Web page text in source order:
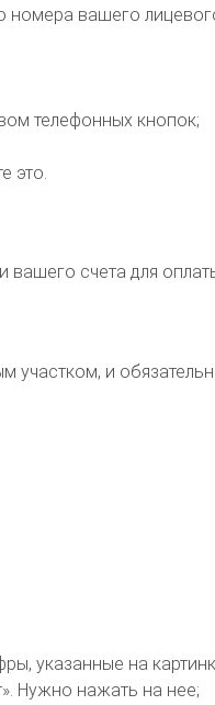
вашего
телефонных кнопок;
это.
вашего счета для
и
указанные на
Нужно нажать на нее;